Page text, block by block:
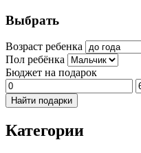
Выбрать
Возраст ребенка
Пол ребёнка
Бюджет на подарок
Найти подарки
Категории